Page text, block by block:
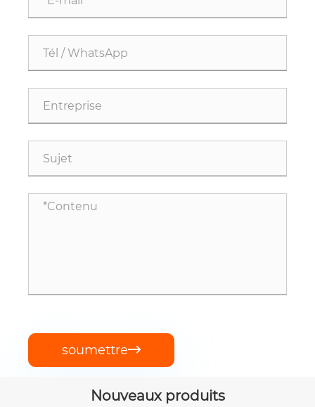
soumettre
Nouveaux produits